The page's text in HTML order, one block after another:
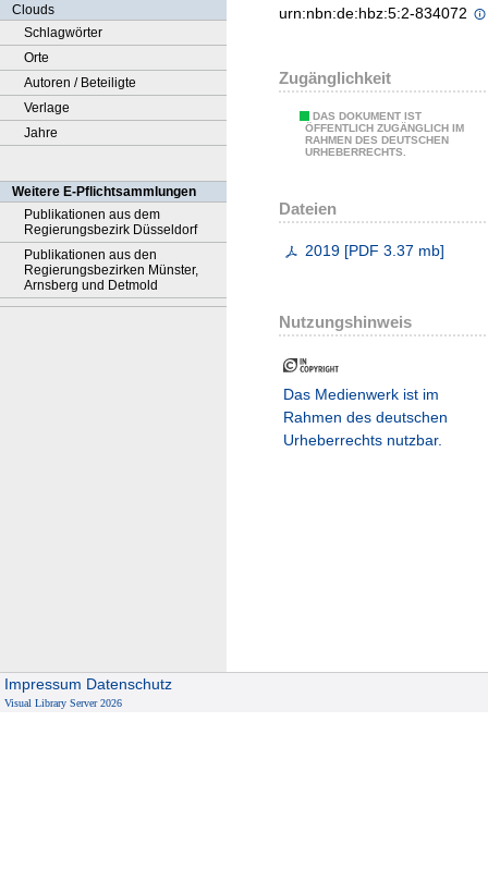
Clouds
Schlagwörter
Orte
Autoren / Beteiligte
Verlage
Jahre
Weitere E-Pflichtsammlungen
Publikationen aus dem
Regierungsbezirk Düsseldorf
Publikationen aus den
Regierungsbezirken Münster,
Arnsberg und Detmold
urn:nbn:de:hbz:5:2-834072
Zugänglichkeit
DAS DOKUMENT IST
ÖFFENTLICH ZUGÄNGLICH IM
RAHMEN DES DEUTSCHEN
URHEBERRECHTS.
Dateien
2019 [PDF 3.37 mb]
Nutzungshinweis
Das Medienwerk ist im
Rahmen des deutschen
Urheberrechts nutzbar.
Impressum Datenschutz
Visual Library Server 2026